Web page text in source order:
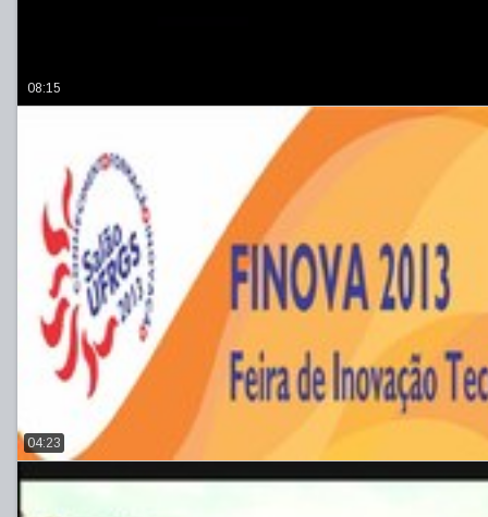
08:15
04:23